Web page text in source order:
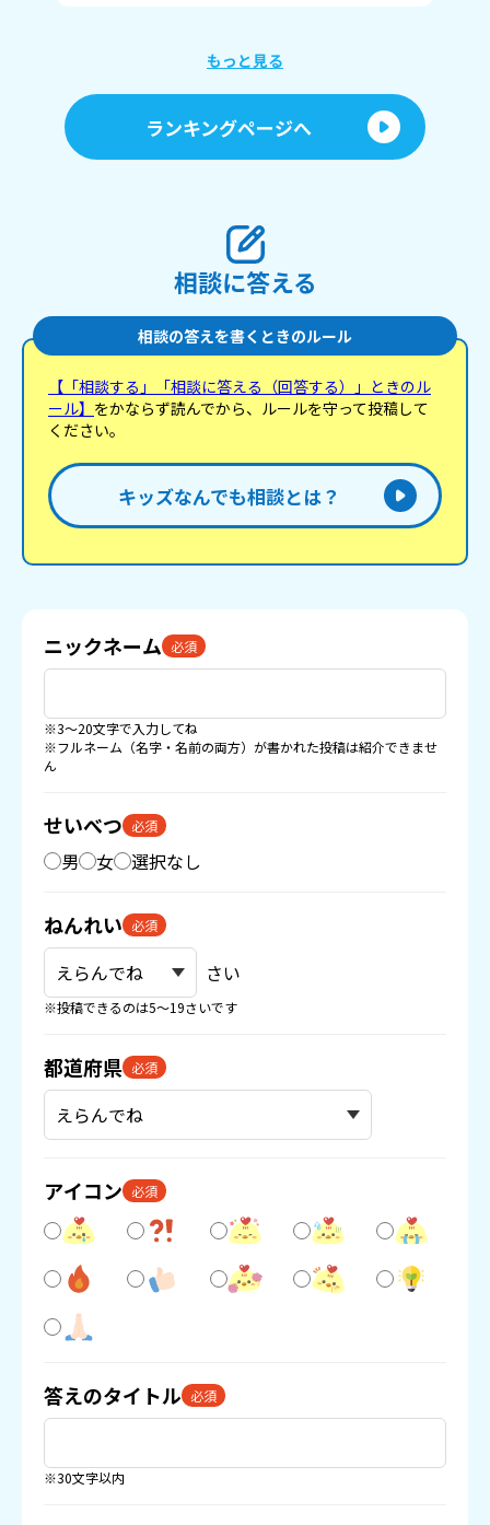
もっと見る
ランキングページへ
相談に答える
相談の答えを書くときのルール
【「相談する」「相談に答える（回答する）」ときのル
ール】 をかならず読んでから、ルールを守って投稿して
ください。
キッズなんでも相談とは？
ニックネーム 必須
※3〜20文字で入力してね
※フルネーム（名字・名前の両方）が書かれた投稿は紹介できませ
ん
せいべつ 必須
男 女 選択なし
ねんれい 必須
さい
※投稿できるのは5〜19さいです
都道府県 必須
アイコン 必須
答えのタイトル 必須
※30文字以内